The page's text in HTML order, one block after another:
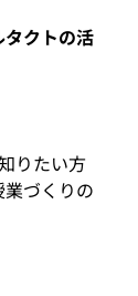
クトの活
りたい方
づくりの